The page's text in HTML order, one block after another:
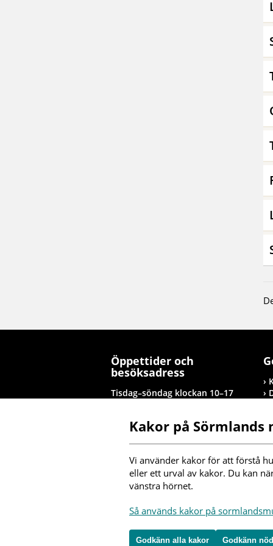
Öppettider och
besöksadress
Tisdag–söndag klockan 10–17
Kakor på Sörmlands
Vi använder kakor för att förstå
eller ett urval av kakor. Du kan
vänstra hörnet.
Så används kakor på
Godkänn alla kakor Godkänn